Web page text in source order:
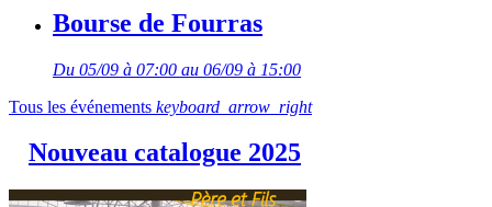
Bourse de Fourras
Du 05/09 à 07:00 au 06/09 à 15:00
Tous les événements keyboard_arrow_right
Nouveau catalogue 2025